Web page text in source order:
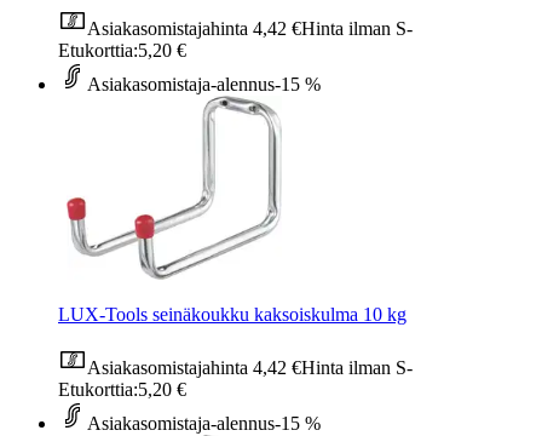
Asiakasomistajahinta 4,42 €Hinta ilman S-
Etukorttia:5,20 €
Asiakasomistaja-alennus-15 %
LUX-Tools seinäkoukku kaksoiskulma 10 kg
Asiakasomistajahinta 4,42 €Hinta ilman S-
Etukorttia:5,20 €
Asiakasomistaja-alennus-15 %